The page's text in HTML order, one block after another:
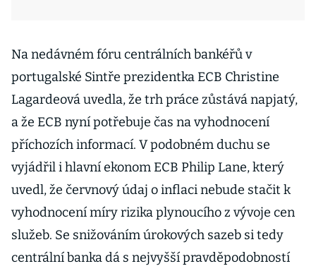
Na nedávném fóru centrálních bankéřů v
portugalské Sintře prezidentka ECB Christine
Lagardeová uvedla, že trh práce zůstává napjatý,
a že ECB nyní potřebuje čas na vyhodnocení
příchozích informací. V podobném duchu se
vyjádřil i hlavní ekonom ECB Philip Lane, který
uvedl, že červnový údaj o inflaci nebude stačit k
vyhodnocení míry rizika plynoucího z vývoje cen
služeb. Se snižováním úrokových sazeb si tedy
centrální banka dá s nejvyšší pravděpodobností